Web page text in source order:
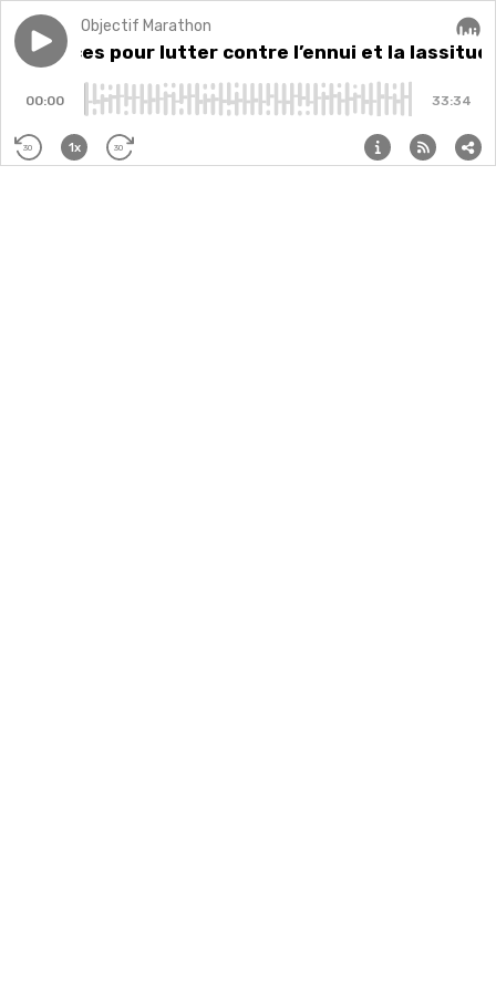
Play episode7 astuces pour lutter contre l’ennui et la lassitude
Objectif Marathon
7 astuces pour lutter contre l’ennui et la
00:00 33:34
30 1x 30